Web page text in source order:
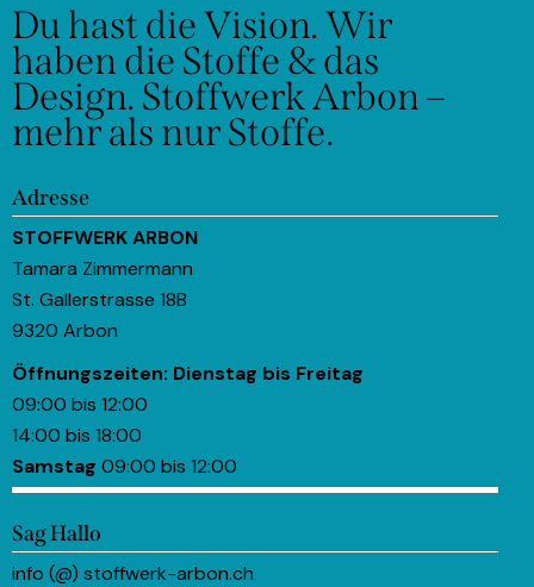
Du hast die Vision.Wir
haben die Stoffe & das
Design. Stoffwerk Arbon –
mehr als nur Stoffe.
Adresse
STOFFWERK ARBON
Tamara Zimmermann
St. Gallerstrasse 18B
9320 Arbon
Öffnungszeiten: Dienstag bis Freitag
09:00 bis 12:00
14:00 bis 18:00
Samstag 09:00 bis 12:00
Sag Hallo
info (@) stoffwerk-arbon.ch